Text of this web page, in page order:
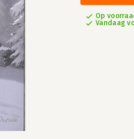
Op
Vandaag